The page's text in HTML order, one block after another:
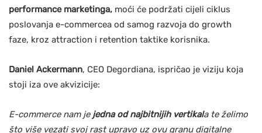
performance marketinga, moći će podržati cijeli ciklus
poslovanja e-commercea od samog razvoja do growth
faze, kroz attraction i retention taktike korisnika.
Daniel Ackermann, CEO Degordiana, ispričao je viziju koja
stoji iza ove akvizicije:
E-commerce nam je jedna od najbitnijih vertikala te želimo
što više vezati svoj rast upravo uz ovu granu digitalne